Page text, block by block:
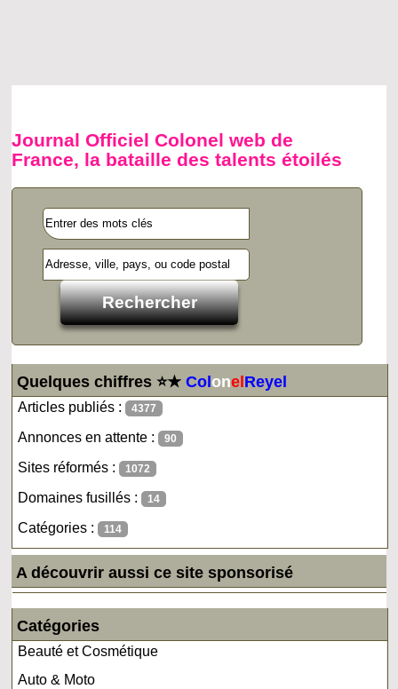
Journal Officiel Colonel web de
France, la bataille des talents étoilés
Quelques chiffres ⭐★ColonelReyel
Articles publiés : 4377
Annonces en attente : 90
Sites réformés : 1072
Domaines fusillés : 14
Catégories : 114
A découvrir aussi ce site sponsorisé
Catégories
Beauté et Cosmétique
Auto & Moto